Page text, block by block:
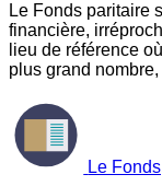
Le Fonds paritaire
financière,
lieu de référence
plus grand
Le